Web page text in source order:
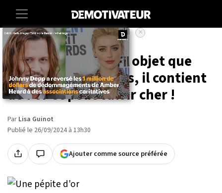
Accueil Vie-pratique
Ne jetez pas ce vieil objet que
vous avez chez vous, il contient
de l'or et peut valoir cher !
Par Lisa Guinot
Publié le 26/09/2024 à 13h30
Ajouter comme source préférée
×